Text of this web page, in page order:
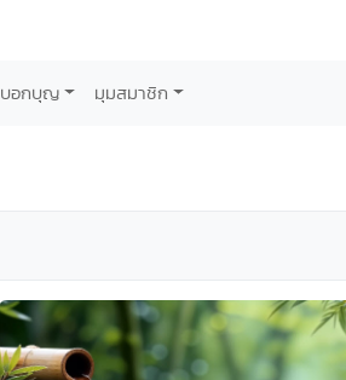
บอกบุญ มุมสมาชิก